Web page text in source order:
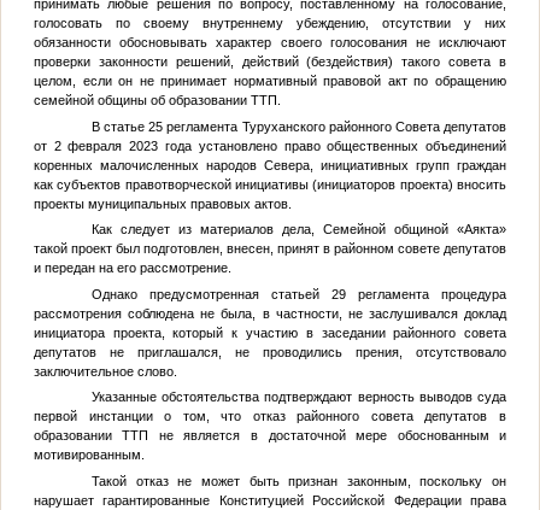
принимать любые решения по вопросу, поставленному на голосование,
голосовать по своему внутреннему убеждению, отсутствии у них
обязанности обосновывать характер своего голосования не исключают
проверки законности решений, действий (бездействия) такого совета в
целом, если он не принимает нормативный правовой акт по обращению
семейной общины об образовании ТТП.
В статье 25 регламента Туруханского районного Совета депутатов
от 2 февраля 2023 года установлено право общественных объединений
коренных малочисленных народов Севера, инициативных групп граждан
как субъектов правотворческой инициативы (инициаторов проекта) вносить
проекты муниципальных правовых актов.
Как следует из материалов дела, Семейной общиной «Аякта»
такой проект был подготовлен, внесен, принят в районном совете депутатов
и передан на его рассмотрение.
Однако предусмотренная статьей 29 регламента процедура
рассмотрения соблюдена не была, в частности, не заслушивался доклад
инициатора проекта, который к участию в заседании районного совета
депутатов не приглашался, не проводились прения, отсутствовало
заключительное слово.
Указанные обстоятельства подтверждают верность выводов суда
первой инстанции о том, что отказ районного совета депутатов в
образовании ТТП не является в достаточной мере обоснованным и
мотивированным.
Такой отказ не может быть признан законным, поскольку он
нарушает гарантированные Конституцией Российской Федерации права